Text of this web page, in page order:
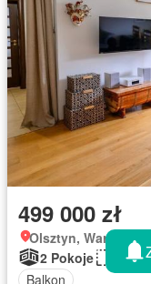
499 000 zł
Olsztyn,
2 Pokoje
46 m²
Balkon